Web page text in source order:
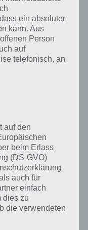
ein absoluter
kann. Aus
Person
auf
telefonisch, an
auf den
beim Erlass
(DS-GVO)
auch für
einfach
dies zu
die verwendeten